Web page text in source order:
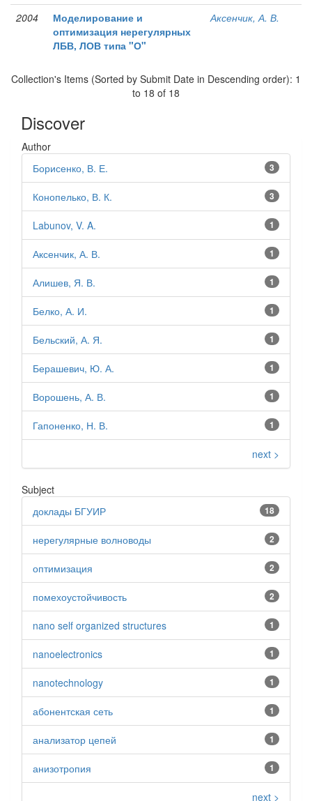
2004
Моделирование и
оптимизация нерегулярных
ЛБВ, ЛОВ типа "О"
Аксенчик, А. В.
Collection's Items (Sorted by Submit Date in Descending order): 1
to 18 of 18
Discover
Author
3
Борисенко, В. Е.
3
Конопелько, В. К.
1
Labunov, V. A.
1
Аксенчик, А. В.
1
Алишев, Я. В.
1
Белко, А. И.
1
Бельский, А. Я.
1
Берашевич, Ю. А.
1
Ворошень, А. В.
1
Гапоненко, Н. В.
next >
Subject
18
доклады БГУИР
2
нерегулярные волноводы
2
оптимизация
2
помехоустойчивость
1
nano self organized structures
1
nanoelectronics
1
nanotechnology
1
абонентская сеть
1
анализатор цепей
1
анизотропия
next >